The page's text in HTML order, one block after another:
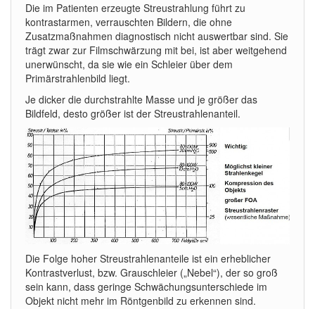
Die im Patienten erzeugte Streustrahlung führt zu
kontrastarmen, verrauschten Bildern, die ohne
Zusatzmaßnahmen diagnostisch nicht auswertbar sind. Sie
trägt zwar zur Filmschwärzung mit bei, ist aber weitgehend
unerwünscht, da sie wie ein Schleier über dem
Primärstrahlenbild liegt.
Je dicker die durchstrahlte Masse und je größer das
Bildfeld, desto größer ist der Streustrahlenanteil.
Die Folge hoher Streustrahlenanteile ist ein erheblicher
Kontrastverlust, bzw. Grauschleier („Nebel“), der so groß
sein kann, dass geringe Schwächungsunterschiede im
Objekt nicht mehr im Röntgenbild zu erkennen sind.